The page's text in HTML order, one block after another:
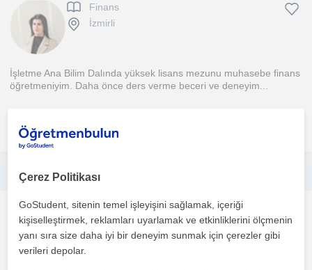
Finans
İzmirli
İşletme Ana Bilim Dalında yüksek lisans mezunu muhasebe finans
öğretmeniyim. Daha önce ders verme beceri ve deneyim...
Ekonomi ve Finans Özel Ders/Koçluk/Mentörlük
Finans
Çevrimiçi dersler
Çerez Politikası
GoStudent, sitenin temel işleyişini sağlamak, içeriği
kişiselleştirmek, reklamları uyarlamak ve etkinliklerini ölçmenin
yanı sıra size daha iyi bir deneyim sunmak için çerezler gibi
verileri depolar.